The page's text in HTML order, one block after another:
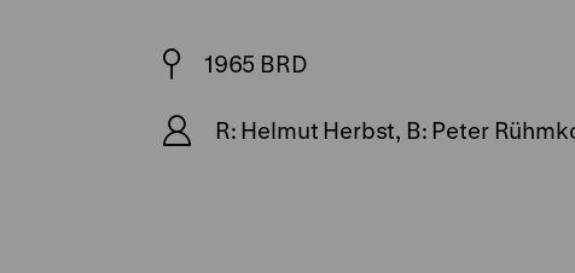
1965 BRD
R: Helmut Herbst, B: Peter